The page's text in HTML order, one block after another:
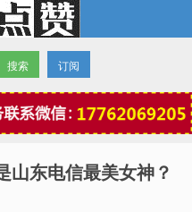
订阅
东电信最美女神？